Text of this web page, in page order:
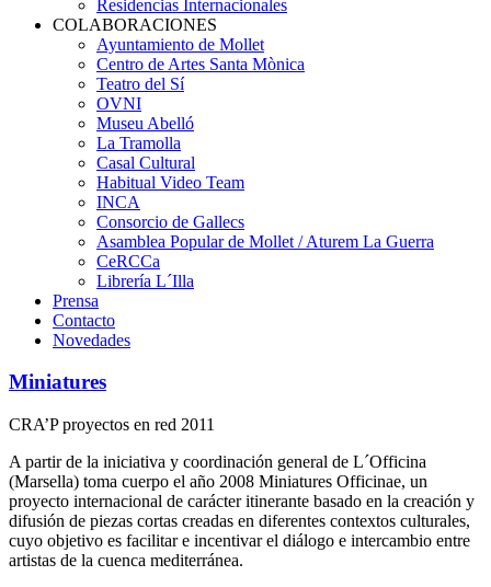
Residencias Internacionales
COLABORACIONES
Ayuntamiento de Mollet
Centro de Artes Santa Mònica
Teatro del Sí
OVNI
Museu Abelló
La Tramolla
Casal Cultural
Habitual Video Team
INCA
Consorcio de Gallecs
Asamblea Popular de Mollet / Aturem La Guerra
CeRCCa
Librería L´Illa
Prensa
Contacto
Novedades
Miniatures
CRA’P proyectos en red 2011
A partir de la iniciativa y coordinación general de L´Officina
(Marsella) toma cuerpo el año 2008 Miniatures Officinae, un
proyecto internacional de carácter itinerante basado en la creación y
difusión de piezas cortas creadas en diferentes contextos culturales,
cuyo objetivo es facilitar e incentivar el diálogo e intercambio entre
artistas de la cuenca mediterránea.